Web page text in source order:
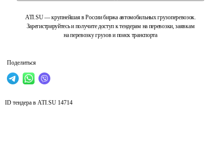
ATI.SU — крупнейшая в России биржа автомобильных грузоперевозок.
Зарегистрируйтесь и получите доступ к тендерам на перевозки, заявкам
на перевозку грузов и поиск транспорта
Поделиться
ID тендера в ATI.SU 14714